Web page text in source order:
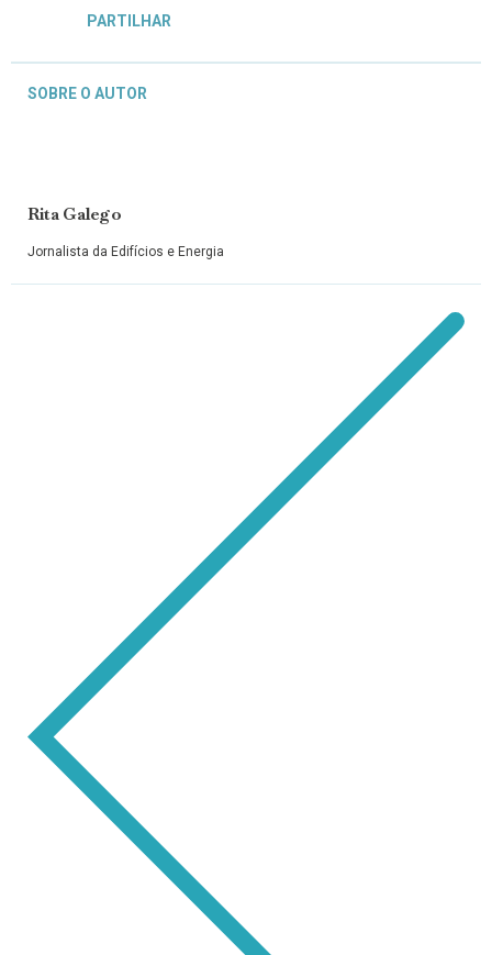
PARTILHAR
SOBRE O AUTOR
Rita Galego
Jornalista da Edifícios e Energia